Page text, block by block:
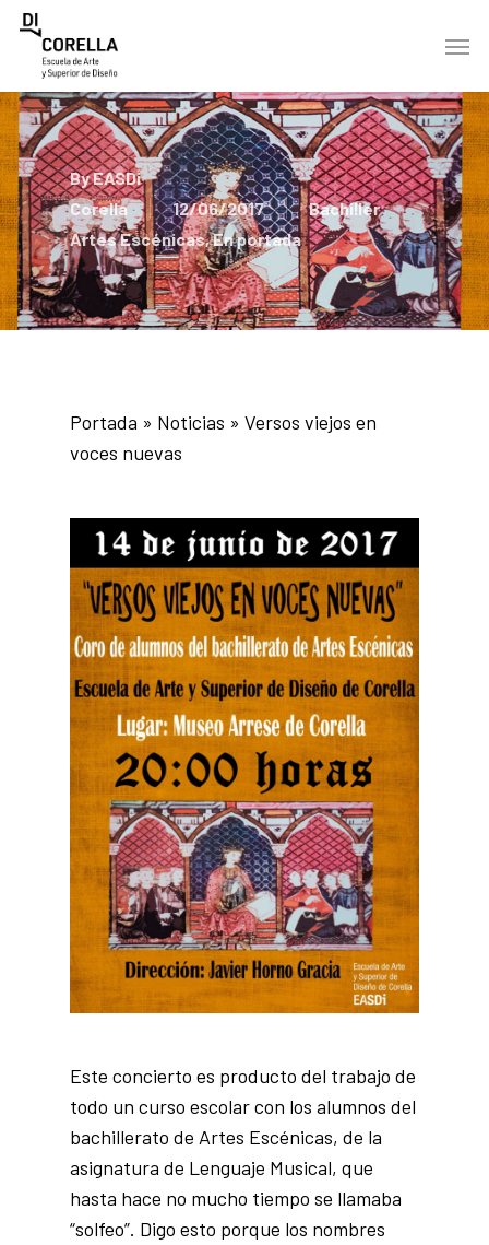
Skip
content
Menu
ByEASDi
Corella
12/06/2017
Bachiller
Artes Escénicas,En portada
Portada » Noticias » Versos viejos en
voces nuevas
Este concierto es producto del trabajo de
todo un curso escolar con los alumnos del
bachillerato de Artes Escénicas, de la
asignatura de Lenguaje Musical, que
hasta hace no mucho tiempo se llamaba
“solfeo”. Digo esto porque los nombres